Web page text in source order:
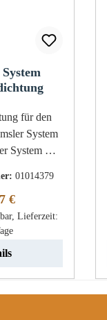
den
System
System KF
6
01014379
Preis:
€
Lieferzeit: